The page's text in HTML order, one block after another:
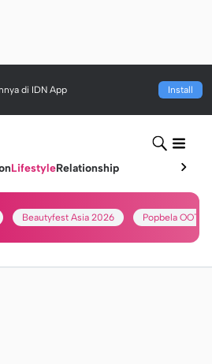
di IDN App Install
LifestyleRelationship
Beautyfest Asia 2026 Popbela OOTD